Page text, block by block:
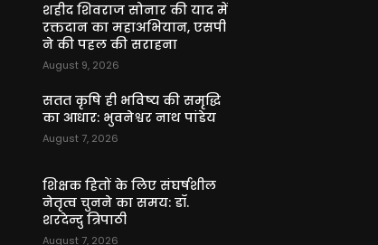
शहीद शिवराज सोनार की याद में
रक्तदान का महाअभियान, एसपी
ने की पहल की सराहना
August 9, 2026
सतत कृषि ही भविष्य की समृद्धि
का आधार: भुवनेश्वर नाथ पांडेय
August 7, 2026
शिक्षक हितों के लिए संघर्षशील
नेतृत्व चुनने का समय: डॉ.
शरदेन्दु त्रिपाठी
August 7, 2026